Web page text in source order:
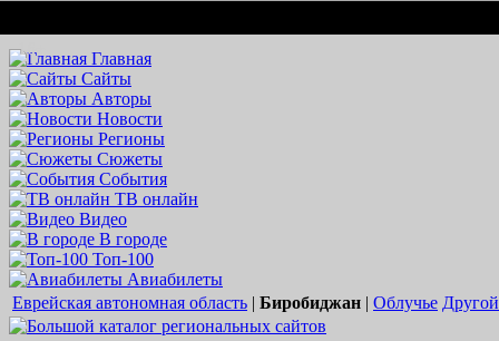
16+
Главная
Сайты
Авторы
Новости
Регионы
Сюжеты
События
ТВ онлайн
Видео
В городе
Топ-100
Авиабилеты
Еврейская автономная область | Биробиджан | Облучье